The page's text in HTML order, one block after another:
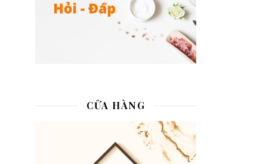
CỬA HÀNG